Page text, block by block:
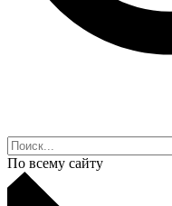
По всему сайту